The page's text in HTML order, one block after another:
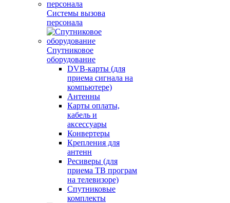
Системы вызова
персонала
Спутниковое
оборудование
DVB-карты (для
приема сигнала на
компьютере)
Антенны
Карты оплаты,
кабель и
аксессуары
Конвертеры
Крепления для
антенн
Ресиверы (для
приема ТВ програм
на телевизоре)
Спутниковые
комплекты